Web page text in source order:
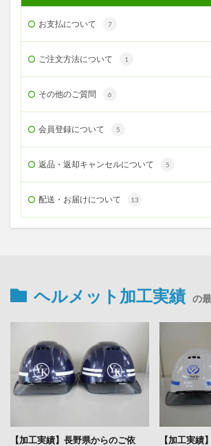
お支払について 7
ご注文方法について 1
その他のご質問 6
会員登録について 5
返品・返却キャンセルについて 5
配送・お届けについて 13
ヘルメット加工実績 の
【加工実績】長野県からのご依
【加工実績